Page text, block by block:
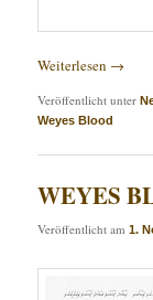
Weiterlesen →
Veröffentlicht unter
Weyes Blood
WEYES
Veröffentlicht am1.